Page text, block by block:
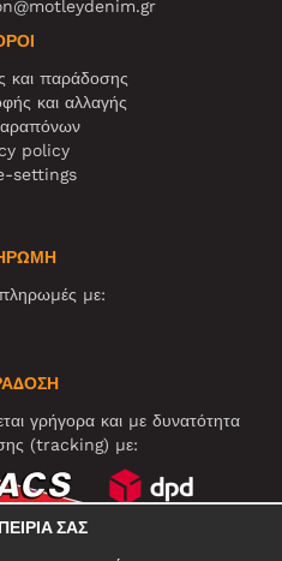
και παράδοσης
και αλλαγής
policy
settings
με:
γρήγορα και με δυνατότητα
(tracking) με:
ΣΑΣ